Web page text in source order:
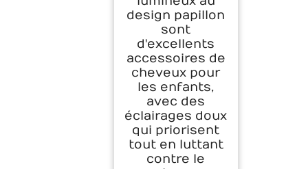
design papillon
sont
d'excellents
accessoires de
cheveux pour
les enfants,
avec des
éclairages doux
qui priorisent
tout en luttant
contre le